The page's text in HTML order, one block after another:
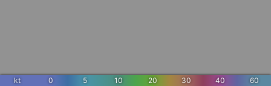
kt 0 5 10 20 30 40 60